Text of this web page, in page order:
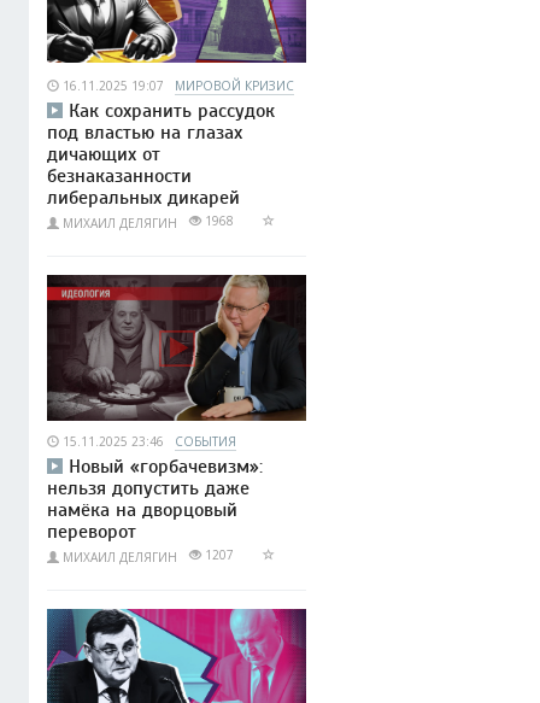
16.11.2025 19:07 МИРОВОЙ КРИЗИС
Как сохранить рассудок
под властью на глазах
дичающих от
безнаказанности
либеральных дикарей
МИХАИЛ ДЕЛЯГИН 1968
15.11.2025 23:46 СОБЫТИЯ
Новый «горбачевизм»:
нельзя допустить даже
намёка на дворцовый
переворот
МИХАИЛ ДЕЛЯГИН 1207